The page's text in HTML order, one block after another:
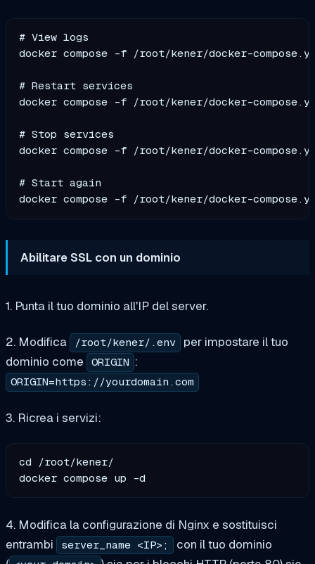
# View logs
docker compose -f /root/kener/docker-
# Restart services
docker compose -f /root/kener/docker-
# Stop services
docker compose -f /root/kener/docker-
# Start again
Abilitare SSL con un dominio
1. Punta il tuo dominio all'IP del server.
2. Modifica /root/kener/.env per impostare il tuo
dominio come
ORIGIN :
ORIGIN=https://yourdomain.com
3. Ricrea i servizi:
cd /root/kener/
4. Modifica la configurazione di Nginx e sostituisci
entrambi
server_name <IP>;
con il tuo dominio